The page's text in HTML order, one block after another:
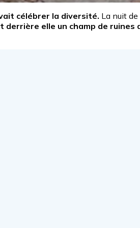
célébrer la diversité. La nuit
derrière elle un champ de